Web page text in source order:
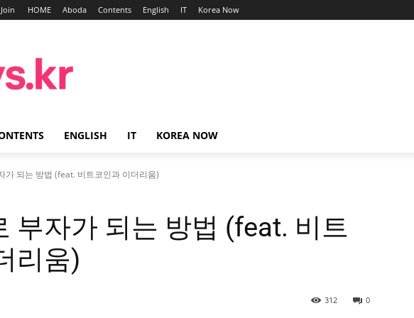
HOME Aboda Contents English IT Korea Now
ENGLISH IT KOREA NOW
가 되는 방법 (feat. 비트코인과 이더리움)
부자가 되는 방법 (feat. 비트
리움)
0
312